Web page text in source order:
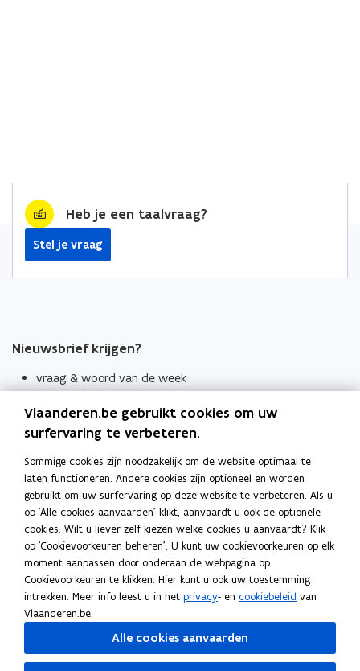
Heb je een taalvraag?
Stel je vraag
Nieuwsbrief krijgen?
vraag & woord van de week
Schrijf je in
Thema's
Taaladviezen
Spellingregels
Tips voor duidelijke taal
Bekijk ook
Spellingtests
Boek- en webwijzer
Vlaanderen.be gebruikt cookies om uw
surfervaring te verbeteren.
Sommige cookies zijn noodzakelijk om de website optimaal te
laten functioneren. Andere cookies zijn optioneel en worden
gebruikt om uw surfervaring op deze website te verbeteren. Als u
op 'Alle cookies aanvaarden' klikt, aanvaardt u ook de optionele
cookies. Wilt u liever zelf kiezen welke cookies u aanvaardt? Klik
op 'Cookievoorkeuren beheren'. U kunt uw cookievoorkeuren op elk
moment aanpassen door onderaan de webpagina op
Cookievoorkeuren te klikken. Hier kunt u ook uw toestemming
intrekken. Meer info leest u in het privacy- en cookiebeleid van
Vlaanderen.be.
Alle cookies aanvaarden